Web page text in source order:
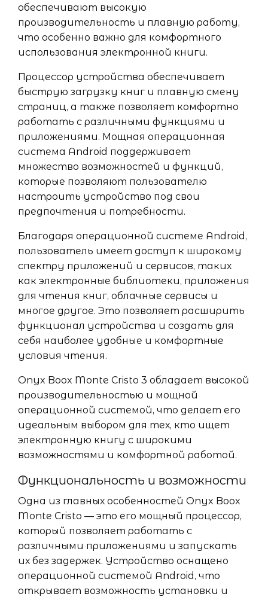
обеспечивают высокую
производительность и плавную работу,
что особенно важно для комфортного
использования электронной книги.
Процессор устройства обеспечивает
быструю загрузку книг и плавную смену
страниц, а также позволяет комфортно
работать с различными функциями и
приложениями. Мощная операционная
система Android поддерживает
множество возможностей и функций,
которые позволяют пользователю
настроить устройство под свои
предпочтения и потребности.
Благодаря операционной системе Android,
пользователь имеет доступ к широкому
спектру приложений и сервисов, таких
как электронные библиотеки, приложения
для чтения книг, облачные сервисы и
многое другое. Это позволяет расширить
функционал устройства и создать для
себя наиболее удобные и комфортные
условия чтения.
Onyx Boox Monte Cristo 3 обладает высокой
производительностью и мощной
операционной системой, что делает его
идеальным выбором для тех, кто ищет
электронную книгу с широкими
возможностями и комфортной работой.
Функциональность и возможности
Одна из главных особенностей Onyx Boox
Monte Cristo — это его мощный процессор,
который позволяет работать с
различными приложениями и запускать
их без задержек. Устройство оснащено
операционной системой Android, что
открывает возможность установки и